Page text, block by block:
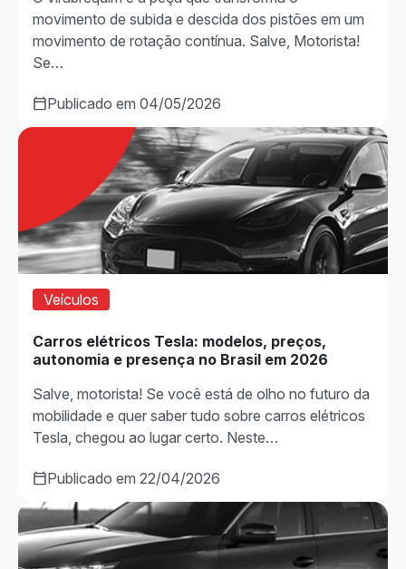
movimento de subida e descida dos pistões em um
movimento de rotação contínua. Salve, Motorista!
Se…
Publicado em 04/05/2026
Veículos
Carros elétricos Tesla: modelos, preços,
autonomia e presença no Brasil em 2026
Salve, motorista! Se você está de olho no futuro da
mobilidade e quer saber tudo sobre carros elétricos
Tesla, chegou ao lugar certo. Neste…
Publicado em 22/04/2026